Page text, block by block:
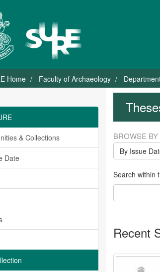
Home Faculty of Archaeology
& Collections
Date
BROWSE BY
By Issue
Search within
Recent